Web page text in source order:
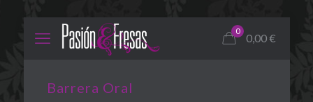
0
0,00€
Barrera Oral